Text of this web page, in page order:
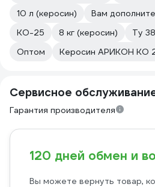
10 л (керосин)
Вам
КО-25
8 кг (керосин)
Ту
Оптом
Керосин АРИКОН КО
Сервисное
Гарантия производителя
120 дней обмен и
Вы можете вернуть товар,